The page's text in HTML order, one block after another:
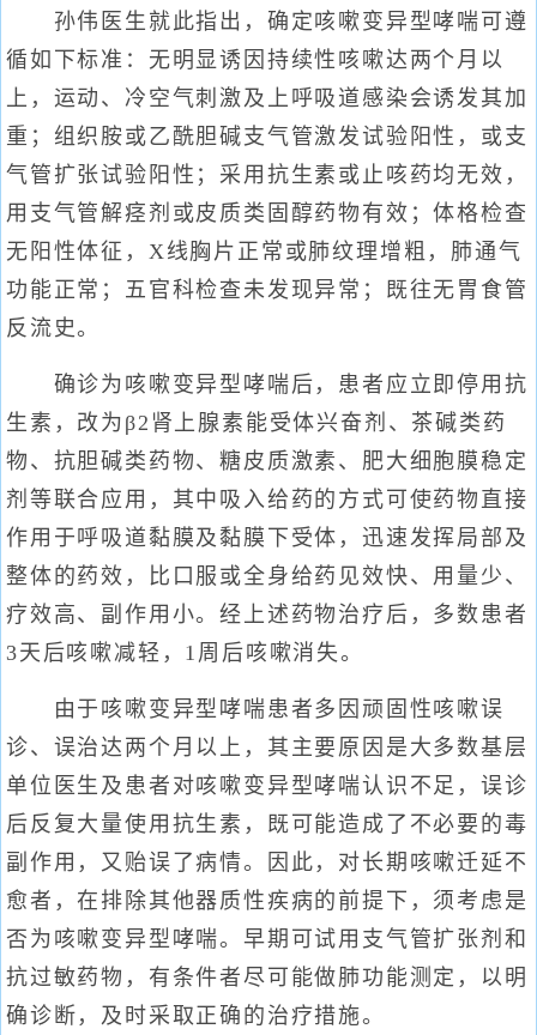
孙伟医生就此指出，确定咳嗽变异型哮喘可遵
循如下标准：无明显诱因持续性咳嗽达两个月以
上，运动、冷空气刺激及上呼吸道感染会诱发其加
重；组织胺或乙酰胆碱支气管激发试验阳性，或支
气管扩张试验阳性；采用抗生素或止咳药均无效，
用支气管解痉剂或皮质类固醇药物有效；体格检查
无阳性体征，X线胸片正常或肺纹理增粗，肺通气
功能正常；五官科检查未发现异常；既往无胃食管
反流史。
确诊为咳嗽变异型哮喘后，患者应立即停用抗
生素，改为β2肾上腺素能受体兴奋剂、茶碱类药
物、抗胆碱类药物、糖皮质激素、肥大细胞膜稳定
剂等联合应用，其中吸入给药的方式可使药物直接
作用于呼吸道黏膜及黏膜下受体，迅速发挥局部及
整体的药效，比口服或全身给药见效快、用量少、
疗效高、副作用小。经上述药物治疗后，多数患者
3天后咳嗽减轻，1周后咳嗽消失。
由于咳嗽变异型哮喘患者多因顽固性咳嗽误
诊、误治达两个月以上，其主要原因是大多数基层
单位医生及患者对咳嗽变异型哮喘认识不足，误诊
后反复大量使用抗生素，既可能造成了不必要的毒
副作用，又贻误了病情。因此，对长期咳嗽迁延不
愈者，在排除其他器质性疾病的前提下，须考虑是
否为咳嗽变异型哮喘。早期可试用支气管扩张剂和
抗过敏药物，有条件者尽可能做肺功能测定，以明
确诊断，及时采取正确的治疗措施。